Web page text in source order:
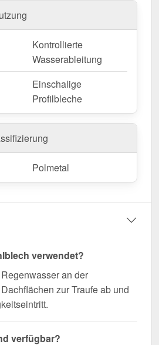
Die
Abschluss optimal an Ihre
können. DieLänge beträgt
Abschluss optimal an Ihre
können.
nötig sind, kann das
Sägen gekürzt werden.
cm x 19,5 cm x 2,00 m
für Ihr Projekt & schnell
individuell auf Maß – bestellen
Kontrollierte
Wasserableitung
Einschalige
Profilbleche
Polmetal
verwendet?
an der
zur Traufe ab und
verfügbar?